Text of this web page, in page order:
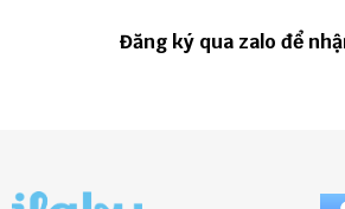
Đăng ký qua zalo để